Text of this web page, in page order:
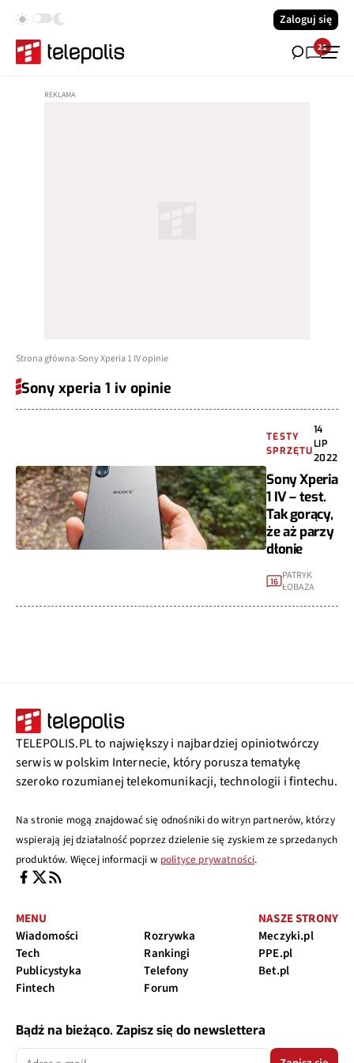
Zaloguj się
21
Strona główna Sony Xperia 1 IV opinie
Sony xperia 1 iv opinie
TESTY
SPRZĘTU
14
LIP
2022
Sony Xperia
1 IV – test.
Tak gorący,
że aż parzy
dłonie
16 PATRYK
ŁOBAZA
TELEPOLIS.PL to największy i najbardziej opiniotwórczy
serwis w polskim Internecie, który porusza tematykę
szeroko rozumianej telekomunikacji, technologii i fintechu.
Na stronie mogą znajdować się odnośniki do witryn partnerów, którzy
wspierają jej działalność poprzez dzielenie się zyskiem ze sprzedanych
produktów. Więcej informacji w polityce prywatności.
MENU
Wiadomości
Tech
Publicystyka
Fintech
Rozrywka
Rankingi
Telefony
Forum
NASZE STRONY
Meczyki.pl
PPE.pl
Bet.pl
Bądź na bieżąco. Zapisz się do newslettera